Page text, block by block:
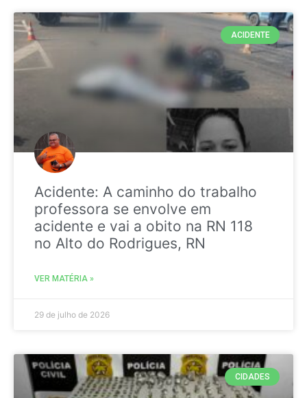
ACIDENTE
Acidente: A caminho do trabalho
professora se envolve em
acidente e vai a obito na RN 118
no Alto do Rodrigues, RN
VER MATÉRIA »
29 de julho de 2026
CIDADES